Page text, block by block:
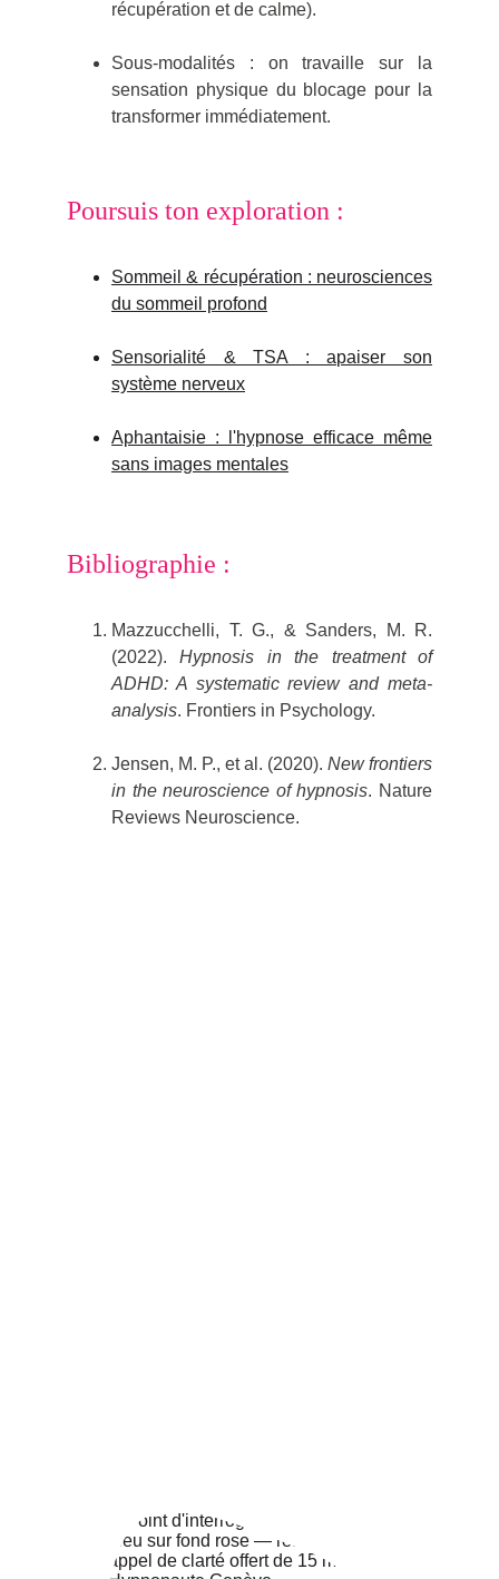
récupération et de calme).
Sous-modalités : on travaille sur la
sensation physique du blocage pour la
transformer immédiatement.
Poursuis ton exploration :
Sommeil & récupération : neurosciences
du sommeil profond
Sensorialité & TSA : apaiser son
système nerveux
Aphantaisie : l'hypnose efficace même
sans images mentales
Bibliographie :
Mazzucchelli, T. G., & Sanders, M. R.
(2022).Hypnosis in the treatment of
ADHD: A systematic review and meta-
analysis. Frontiers in Psychology.
Jensen, M. P., et al. (2020). New frontiers
in the neuroscience of hypnosis. Nature
Reviews Neuroscience.